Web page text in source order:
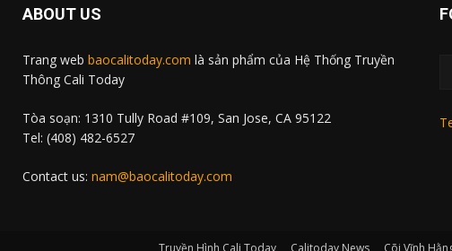
ABOUT US
Trang web baocalitoday.com là sản phẩm của Hệ Thống Truyền
Thông Cali Today
Tòa soạn: 1310 Tully Road #109, San Jose, CA 95122
Tel: (408) 482-6527
Contact us: nam@baocalitoday.com
Truyền Hình Cali Today Calitoday News Cõi Vĩnh